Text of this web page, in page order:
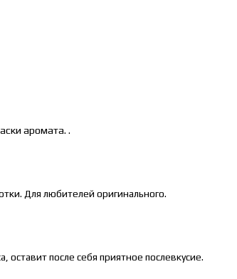
аромата. .
Для любителей оригинального.
оставит после себя приятное послевкусие.